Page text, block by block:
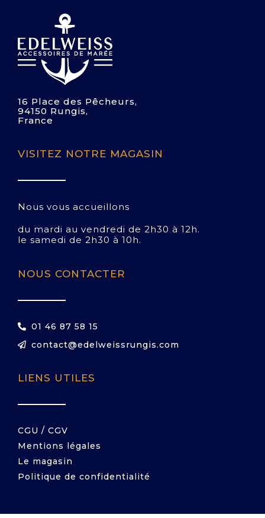
16 Place des Pêcheurs,
94150 Rungis,
France
VISITEZ NOTRE MAGASIN
Nous vous accueillons
du mardi au vendredi de 2h30 à 12h.
le samedi de 2h30 à 10h.
NOUS CONTACTER
01 46 87 58 15
contact@edelweissrungis.com
LIENS UTILES
CGU / CGV
Mentions légales
Le magasin
Politique de confidentialité